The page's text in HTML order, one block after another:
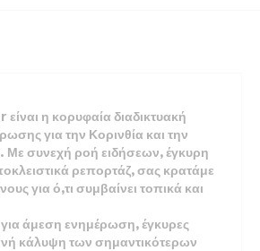
η κορυφαία διαδικτυακή
για την Κορινθία και την
Με συνεχή ροή ειδήσεων, έγκυρη
ρεπορτάζ, σας κρατάμε
για ό,τι συμβαίνει τοπικά και
άμεση ενημέρωση, έγκυρες
κάλυψη των σημαντικότερων